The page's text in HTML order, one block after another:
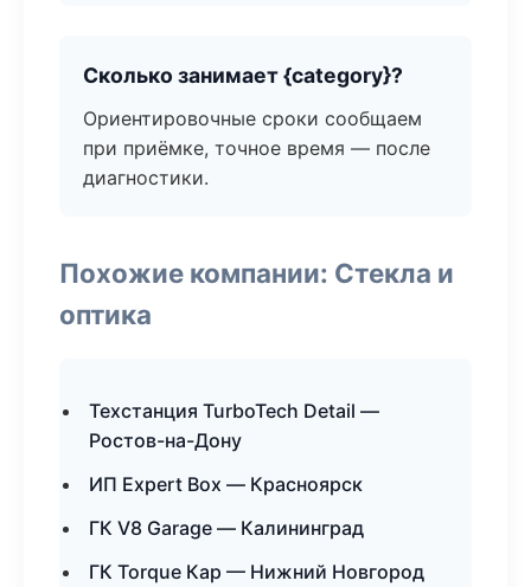
Сколько занимает {category}?
Ориентировочные сроки сообщаем
при приёмке, точное время — после
диагностики.
Похожие компании: Стекла и
оптика
Техстанция TurboTech Detail —
Ростов-на-Дону
ИП Expert Box — Красноярск
ГК V8 Garage — Калининград
ГК Torque Кар — Нижний Новгород